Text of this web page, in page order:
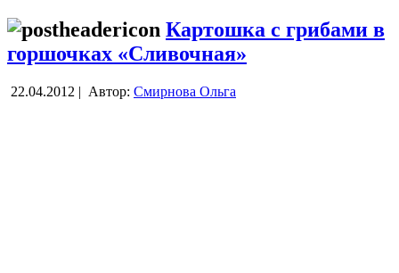
Картошка с грибами в
горшочках «Сливочная»
22.04.2012 | Автор: Смирнова Ольга